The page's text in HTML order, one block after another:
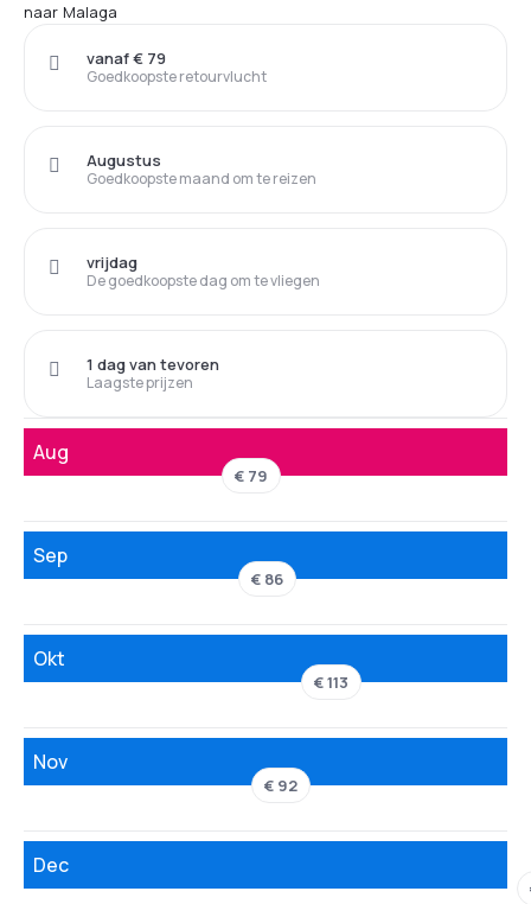
naar Malaga
Goedkoopste retourvlucht
vanaf € 79
Goedkoopste maand om te reizen
Augustus
De goedkoopste dag om te vliegen
vrijdag
Laagste prijzen
1 dag van tevoren
Aug
€ 79
Sep
€ 86
Okt
€ 113
Nov
€ 92
Dec